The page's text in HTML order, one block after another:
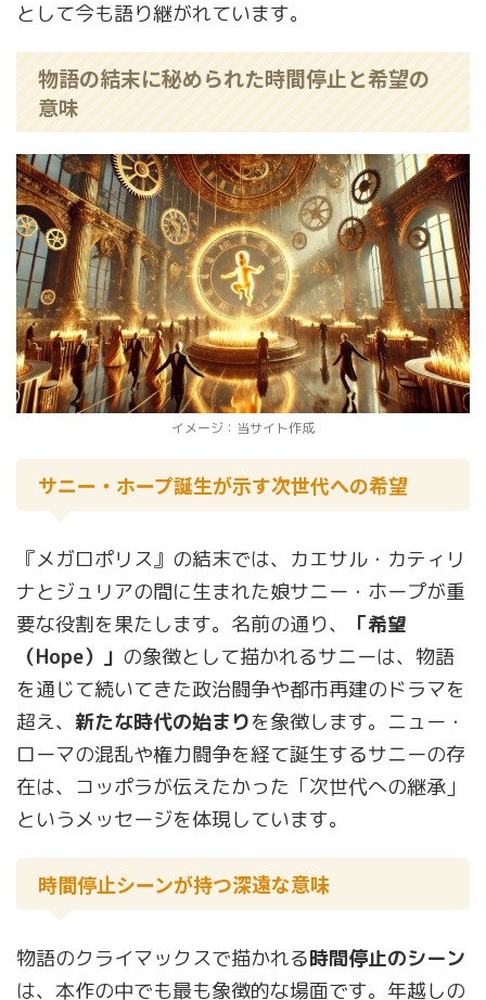
として今も語り継がれています。
物語の結末に秘められた時間停止と希望の
意味
イメージ：当サイト作成
サニー・ホープ誕生が示す次世代への希望
『メガロポリス』の結末では、カエサル・カティリ
ナとジュリアの間に生まれた娘サニー・ホープが重
要な役割を果たします。名前の通り、
「希望
（Hope）」 の象徴として描かれるサニーは、物語
を通じて続いてきた政治闘争や都市再建のドラマを
超え、 新たな時代の始まりを象徴します。ニュー・
ローマの混乱や権力闘争を経て誕生するサニーの存
在は、コッポラが伝えたかった「次世代への継承」
というメッセージを体現しています。
時間停止シーンが持つ深遠な意味
物語のクライマックスで描かれる時間停止のシーン
は、本作の中でも最も象徴的な場面です。年越しの